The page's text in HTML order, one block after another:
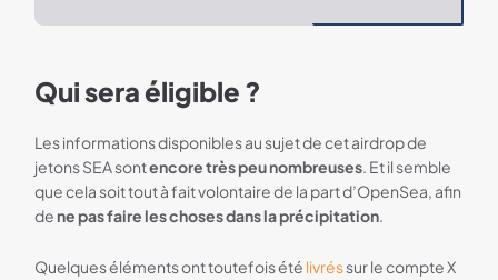
Qui sera éligible ?
Les informations disponibles au sujet de cet airdrop de
jetons SEA sontencore très peu nombreuses. Et il semble
que cela soit tout à fait volontaire de la part d’OpenSea, afin
de ne pas faire les choses dans la précipitation.
Quelques éléments ont toutefois été livréssur le compte X